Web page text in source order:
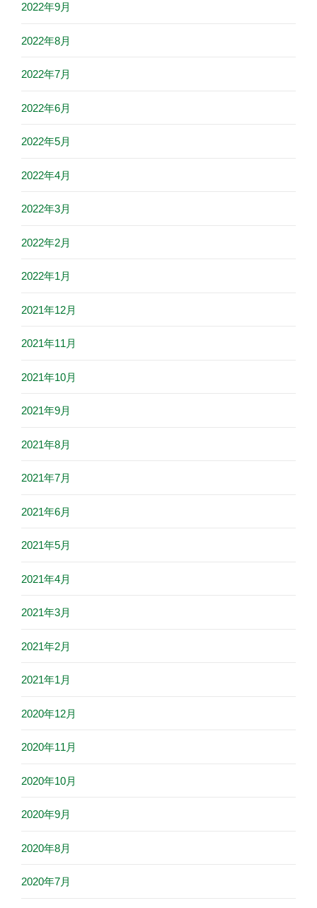
2022年9月
2022年8月
2022年7月
2022年6月
2022年5月
2022年4月
2022年3月
2022年2月
2022年1月
2021年12月
2021年11月
2021年10月
2021年9月
2021年8月
2021年7月
2021年6月
2021年5月
2021年4月
2021年3月
2021年2月
2021年1月
2020年12月
2020年11月
2020年10月
2020年9月
2020年8月
2020年7月